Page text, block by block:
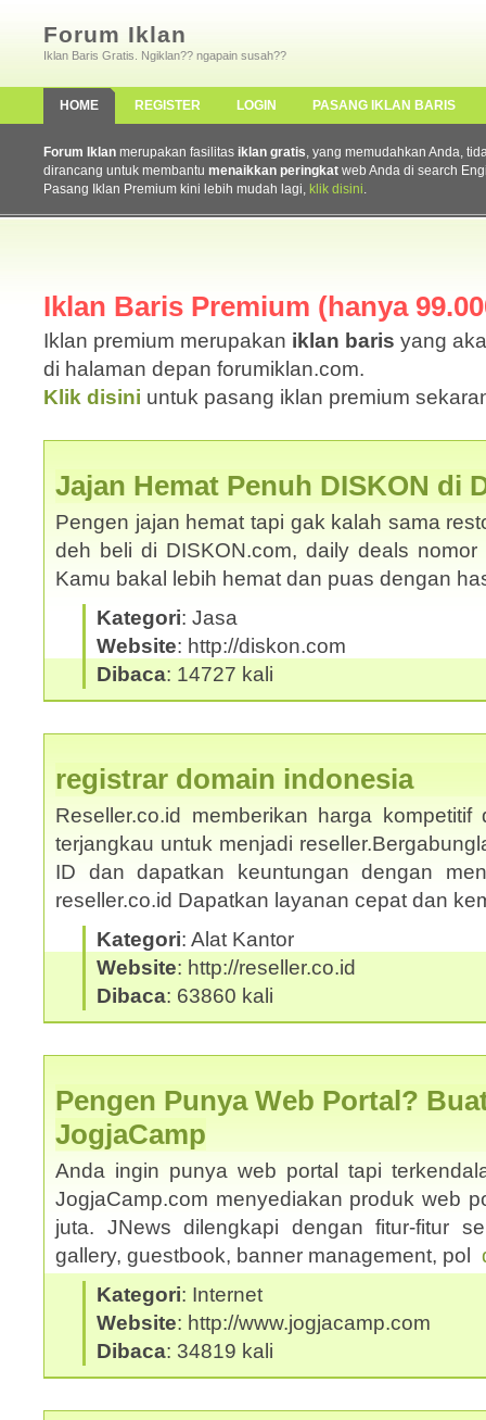
Forum Iklan
Iklan Baris Gratis. Ngiklan?? ngapain susah??
HOME REGISTER LOGIN PASANG IKLAN BARIS
Forum Iklan merupakan fasilitas iklan gratis, yang memudahkan Anda,
dirancang untuk membantu menaikkan peringkat web Anda di search
Pasang Iklan Premium kini lebih mudah lagi, klik disini.
Iklan Baris Premium (hanya
Iklan premium merupakan iklan baris yang
di halaman depan forumiklan.com.
Klik disini untuk pasang iklan premium
Jajan Hemat Penuh DISKON di
Pengen jajan hemat tapi gak kalah sama
deh beli di DISKON.com, daily deals
Kamu bakal lebih hemat dan puas dengan
Kategori: Jasa
Website: http://diskon.com
Dibaca: 14727 kali
registrar domain indonesia
Reseller.co.id memberikan harga
terjangkau untuk menjadi
ID dan dapatkan keuntungan dengan
reseller.co.id Dapatkan layanan cepat dan
Kategori: Alat Kantor
Website: http://reseller.co.id
Dibaca: 63860 kali
Pengen Punya Web Portal?
JogjaCamp
Anda ingin punya web portal tapi
JogjaCamp.com menyediakan produk web
juta. JNews dilengkapi dengan fitur-fitur
gallery, guestbook, banner management, pol
Kategori: Internet
Website: http://www.jogjacamp.com
Dibaca: 34819 kali